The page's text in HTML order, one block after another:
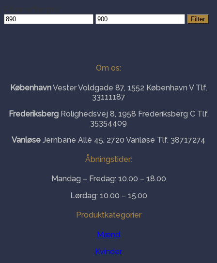
Mindste
pris
Højeste
pris
Filter
Om os:
KøbenhavnVester Voldgade 87, 1552 København V Tlf.
33111187
FrederiksbergRolighedsvej 8, 1958 Frederiksberg C Tlf.
35354409
Vanløse Jernbane Allé 45, 2720 Vanløse Tlf. 38717274
Åbningstider:
Mandag – Fredag: 10.00 – 18.00
Lørdag: 10.00 – 15.00
Produktkategorier
Mænd
Kvinder